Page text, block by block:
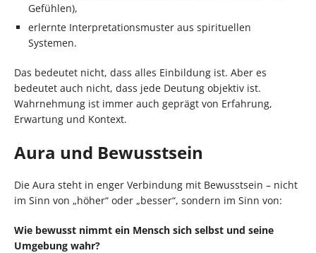
Gefühlen),
erlernte Interpretationsmuster aus spirituellen
Systemen.
Das bedeutet nicht, dass alles Einbildung ist. Aber es
bedeutet auch nicht, dass jede Deutung objektiv ist.
Wahrnehmung ist immer auch geprägt von Erfahrung,
Erwartung und Kontext.
Aura und Bewusstsein
Die Aura steht in enger Verbindung mit Bewusstsein – nicht
im Sinn von „höher“ oder „besser“, sondern im Sinn von:
Wie bewusst nimmt ein Mensch sich selbst und seine
Umgebung wahr?